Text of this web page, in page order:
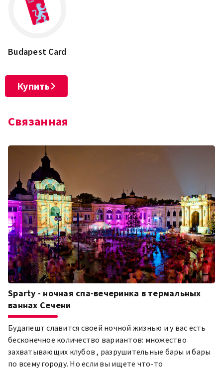
Budapest Card
Купить
Связанная
Sparty - ночная спа-вечеринка в термальных
ваннах Сечени
Будапешт славится своей ночной жизнью и у вас есть
бесконечное количество вариантов: множество
захватывающих клубов , разрушительные бары и бары
по всему городу. Но если вы ищете что-то